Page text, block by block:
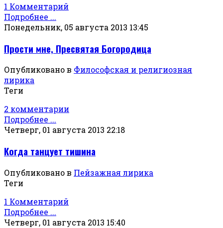
1 Комментарий
Подробнее ...
Понедельник, 05 августа 2013 13:45
Прости мне, Пресвятая Богородица
Опубликовано в Философская и религиозная
лирика
Теги
2 комментарии
Подробнее ...
Четверг, 01 августа 2013 22:18
Когда танцует тишина
Опубликовано в Пейзажная лирика
Теги
1 Комментарий
Подробнее ...
Четверг, 01 августа 2013 15:40